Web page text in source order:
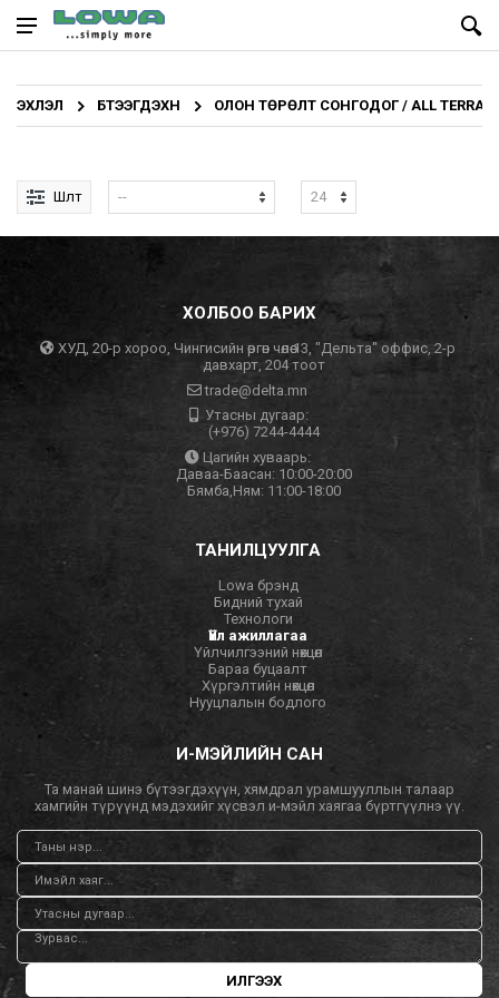
ЭХЛЭЛ БҮТЭЭГДЭХҮҮН ОЛОН ТӨРӨЛТ СОНГОДОГ / ALL TERRAIN
Шүүлт
ХОЛБОО БАРИХ
ХУД, 20-р хороо, Чингисийн өргөн чөлөө 13, "Дельта" оффис, 2-р
давхарт, 204 тоот
trade@delta.mn
Утасны дугаар:
(+976) 7244-4444
Цагийн хуваарь:
Даваа-Баасан: 10:00-20:00
Бямба,Ням: 11:00-18:00
ТАНИЛЦУУЛГА
Lowa брэнд
Бидний тухай
Технологи
Үйл ажиллагаа
Үйлчилгээний нөхцөл
Бараа буцаалт
Хүргэлтийн нөхцөл
Нууцлалын бодлого
И-МЭЙЛИЙН САН
Та манай шинэ бүтээгдэхүүн, хямдрал урамшууллын талаар
хамгийн түрүүнд мэдэхийг хүсвэл и-мэйл хаягаа бүртгүүлнэ үү.
ИЛГЭЭХ